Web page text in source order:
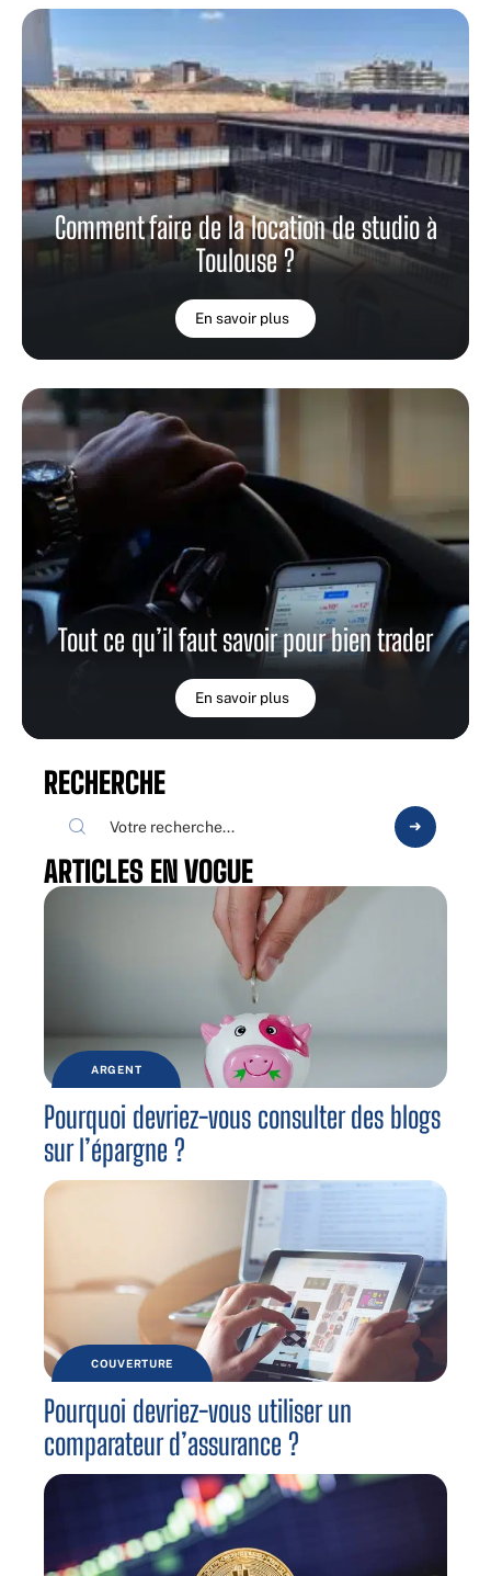
Comment faire de la location de studio à
Toulouse ?
En savoir plus
Tout ce qu’il faut savoir pour bien trader
En savoir plus
RECHERCHE
ARTICLES EN VOGUE
ARGENT
Pourquoi devriez-vous consulter des blogs
sur l’épargne ?
COUVERTURE
Pourquoi devriez-vous utiliser un
comparateur d’assurance ?